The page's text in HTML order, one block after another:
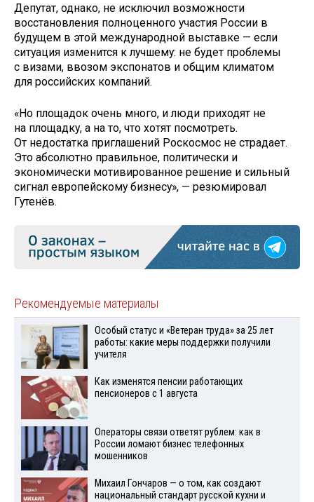
Депутат, однако, не исключил возможности
восстановления полноценного участия России в
будущем в этой международной выставке — если
ситуация изменится к лучшему: не будет проблемы
с визами, ввозом экспонатов и общим климатом
для российских компаний.
«Но площадок очень много, и люди приходят не
на площадку, а на то, что хотят посмотреть.
От недостатка приглашений Роскосмос не страдает.
Это абсолютно правильное, политически и
экономически мотивированное решение и сильный
сигнал европейскому бизнесу», — резюмировал
Гутенёв.
Рекомендуемые материалы
Особый статус и «Ветеран труда» за 25 лет
работы: какие меры поддержки получили
учителя
Как изменятся пенсии работающих
пенсионеров с 1 августа
Операторы связи ответят рублем: как в
России ломают бизнес телефонных
мошенников
Михаил Гончаров — о том, как создают
национальный стандарт русской кухни и